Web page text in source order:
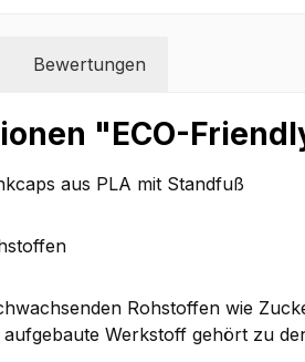
Bewertungen
"ECO-
aus PLA mit Standfuß
Rohstoffen wie
Werkstoff gehört zu